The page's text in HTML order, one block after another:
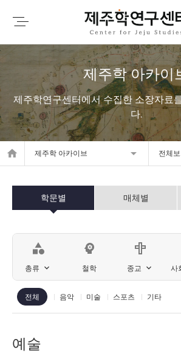
제주학 아카이
제주학연구센터에서 수집한 소장자료
다.
home 제주학 아카이브 전체
학문별 매체별
category
총류
psychology
철학 종교 사
전체 음악 미술 스포츠 기타
예술